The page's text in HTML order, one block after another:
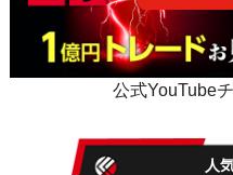
公式YouTube
人